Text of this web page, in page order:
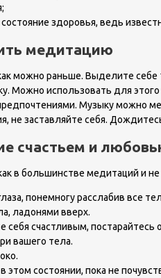
здоровья, ведь
медитацию
можно раньше. Выделите
Можно использовать для
Музыку можно
не заставляйте себя.
счастьем и
в большинстве медитаций и
понемногу расслабив все
ладонями вверх.
себя счастливым, постарайтесь
вашего тела.
этом состоянии, пока не